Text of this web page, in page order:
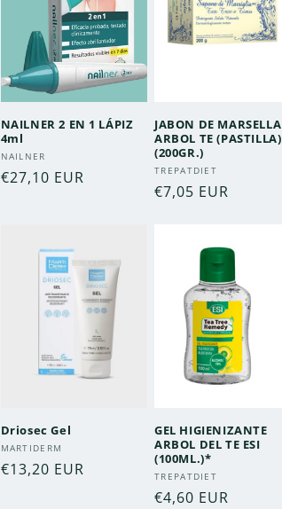
NAILNER 2 EN 1 LÁPIZ
4ml
Proveedor:
NAILNER
Precio
€27,10 EUR
JABON DE MARSELLA
ARBOL TE (PASTILLA)
(200GR.)
Proveedor:
TREPATDIET
Precio
€7,05 EUR
Driosec Gel
Proveedor:
MARTIDERM
Precio
€13,20 EUR
GEL HIGIENIZANTE
ARBOL DEL TE ESI
(100ML.)*
Proveedor:
TREPATDIET
Precio
€4,60 EUR